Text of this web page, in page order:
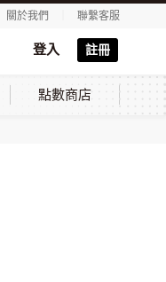
關於我們 聯繫客服
登入 註冊
點數商店